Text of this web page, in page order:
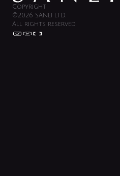
Copyright
©2026 SANEI LTD.
All rights reserved.